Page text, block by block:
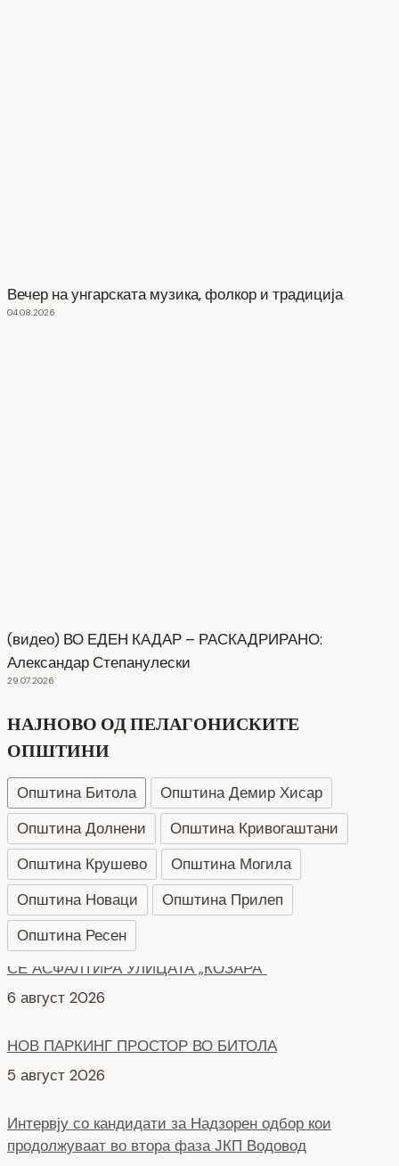
Вечер на унгарската музика, фолкор и традиција
04.08.2026
(видео) ВО ЕДЕН КАДАР – РАСКАДРИРАНО:
Александар Степанулески
29.07.2026
НАЈНОВО ОД ПЕЛАГОНИСКИТЕ
ОПШТИНИ
Општина Битола
Општина Демир Хисар
Општина Долнени
Општина Кривогаштани
Општина Крушево
Општина Могила
Општина Новаци
Општина Прилеп
Општина Ресен
НОВ ПАРКИНГ ПРОСТОР ВО БИТОЛА
5 август 2026
Интервју со кандидати за Надзорен одбор кои
продолжуваат во втора фаза ЈКП Водовод
Интервју за Надзорен одбор на кандидати кои